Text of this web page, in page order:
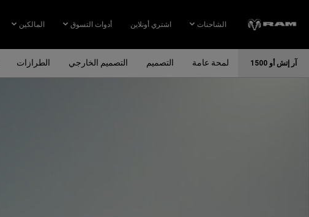
Main
Content
الشاحنات اشتري أونلاين أدوات التسوق المالكين
آر إتش أو 1500 لمحة عامة التصميم التصميم الخارجي الطرازات